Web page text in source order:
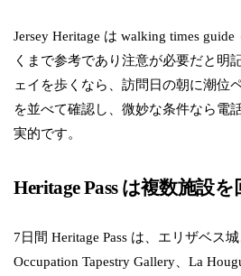
Jersey Heritage は walking times
くまで参考であり注意が必要だと明
ェイを歩くなら、訪問日の朝に潮位
を並べて確認し、微妙な条件なら電
実的です。
Heritage Pass は複数施設
7日間 Heritage Pass は、エリザベス
Occupation Tapestry Gallery、La